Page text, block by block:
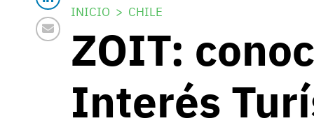
INICIO CHILE
ZOIT:
Interés